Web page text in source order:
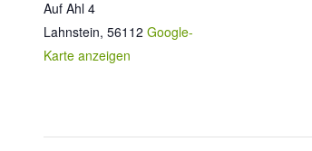
Auf Ahl 4
Lahnstein, 56112 Google-
Karte anzeigen